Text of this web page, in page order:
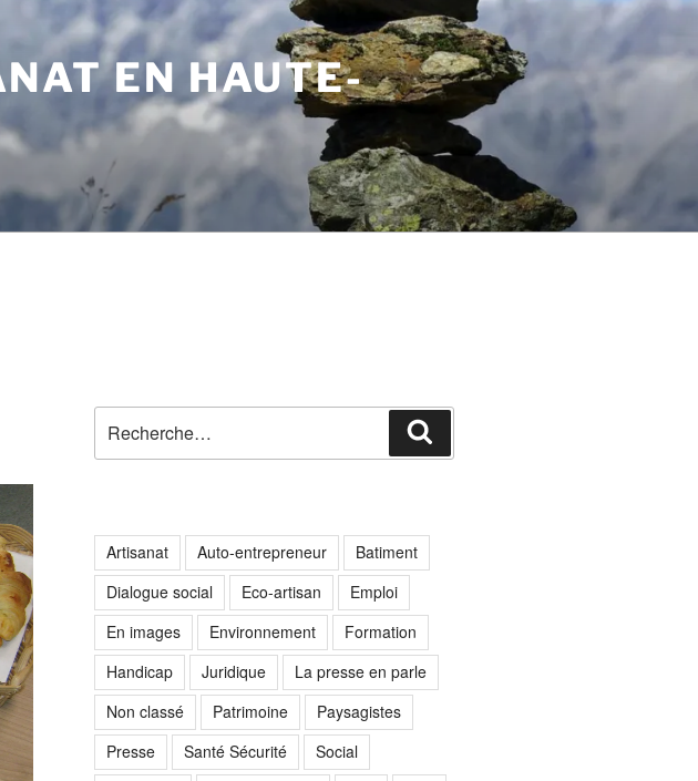
EN HAUTE-
pour
:
Artisanat Auto-entrepreneur
Batiment
Dialogue social
Eco-artisan
Emploi
En images
Environnement
Formation
Handicap
Juridique
La presse en parle
Non classé
Patrimoine
Paysagistes
Presse
Santé Sécurité
Social